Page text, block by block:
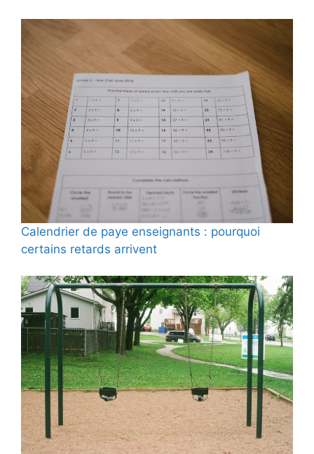
Calendrier de paye enseignants : pourquoi
certains retards arrivent